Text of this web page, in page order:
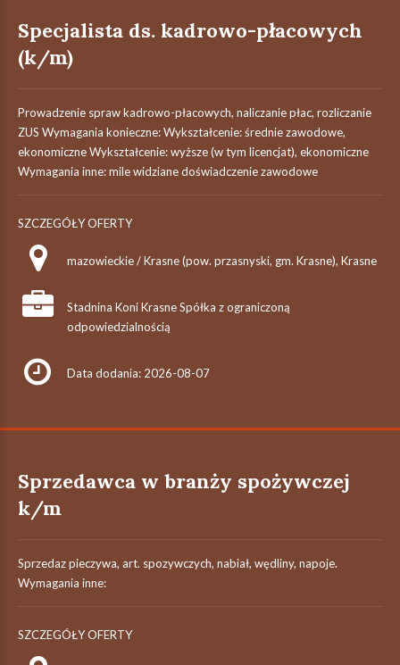
Specjalista ds. kadrowo-płacowych
(k/m)
Prowadzenie spraw kadrowo-płacowych, naliczanie płac, rozliczanie
ZUS Wymagania konieczne: Wykształcenie: średnie zawodowe,
ekonomiczne Wykształcenie: wyższe (w tym licencjat), ekonomiczne
Wymagania inne: mile widziane doświadczenie zawodowe
SZCZEGÓŁY OFERTY
mazowieckie / Krasne (pow. przasnyski, gm. Krasne), Krasne
Stadnina Koni Krasne Spółka z ograniczoną
odpowiedzialnością
Data dodania: 2026-08-07
Sprzedawca w branży spożywczej
k/m
Sprzedaz pieczywa, art. spozywczych, nabiał, wędliny, napoje.
Wymagania inne:
SZCZEGÓŁY OFERTY